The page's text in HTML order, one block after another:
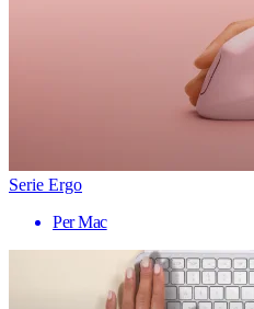
Serie Ergo
Per Mac